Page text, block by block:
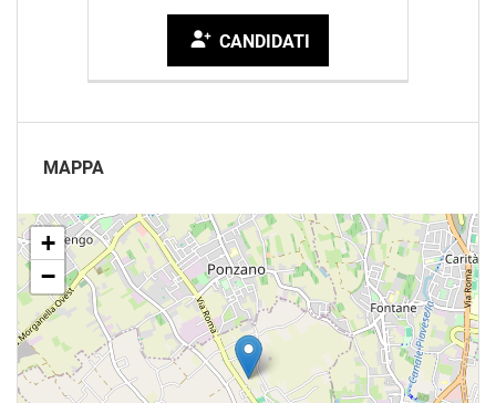
CANDIDATI
MAPPA
+
−